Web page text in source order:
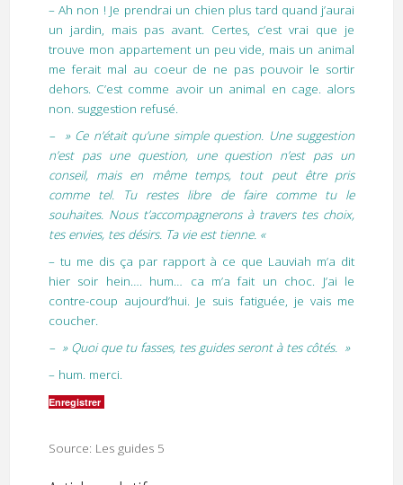
– Ah non ! Je prendrai un chien plus tard quand j’aurai
un jardin, mais pas avant. Certes, c’est vrai que je
trouve mon appartement un peu vide, mais un animal
me ferait mal au coeur de ne pas pouvoir le sortir
dehors. C’est comme avoir un animal en cage. alors
non. suggestion refusé.
– » Ce n’était qu’une simple question. Une suggestion
n’est pas une question, une question n’est pas un
conseil, mais en même temps, tout peut être pris
comme tel. Tu restes libre de faire comme tu le
souhaites. Nous t’accompagnerons à travers tes choix,
tes envies, tes désirs. Ta vie est tienne. «
– tu me dis ça par rapport à ce que Lauviah m’a dit
hier soir hein…. hum… ca m’a fait un choc. J’ai le
contre-coup aujourd’hui. Je suis fatiguée, je vais me
coucher.
– » Quoi que tu fasses, tes guides seront à tes côtés. »
– hum. merci.
Enregistrer
Source: Les guides 5